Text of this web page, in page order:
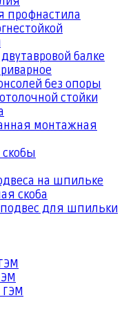
профнастила
балке
без опоры
стойки
монтажная
на шпильке
скоба
для шпильки